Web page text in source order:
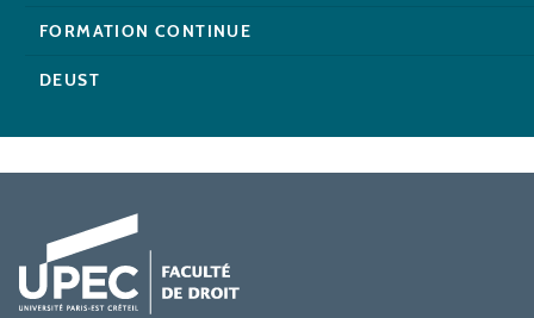
FORMATION CONTINUE
DEUST